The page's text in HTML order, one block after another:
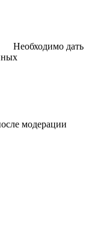
Необходимо дать
модерации